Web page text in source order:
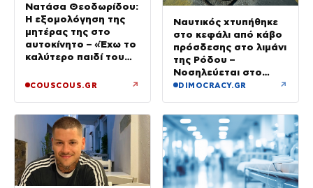
Νατάσα Θεοδωρίδου:
Η εξομολόγηση της
μητέρας της στο
αυτοκίνητο – «Έχω το
καλύτερο παιδί του
COUSCOUS.GR ↗
Ναυτικός χτυπήθηκε
στο κεφάλι από κάβο
πρόσδεσης στο λιμάνι
της Ρόδου –
Νοσηλεύεται στο
νοσοκομείο
DIMOCRACY.GR ↗